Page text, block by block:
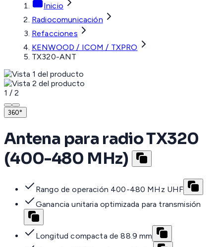
Inicio
Radiocomunicación
Refacciones
KENWOOD / ICOM / TXPRO
TX320-ANT
1 / 2
360°
Antena para radio TX320
(400-480 MHz)
Rango de operación 400-480 MHz UHF
Ganancia unitaria optimizada para transmisión
Longitud compacta de 88.9 mm